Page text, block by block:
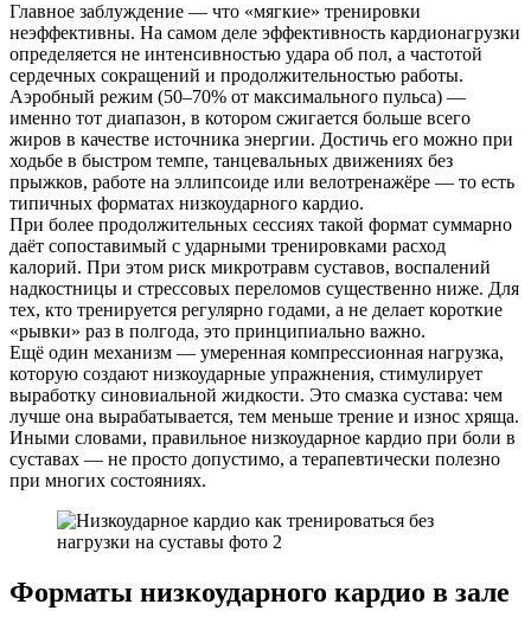
Главное заблуждение — что «мягкие» тренировки
неэффективны. На самом деле эффективность кардионагрузки
определяется не интенсивностью удара об пол, а частотой
сердечных сокращений и продолжительностью работы.
Аэробный режим (50–70% от максимального пульса) —
именно тот диапазон, в котором сжигается больше всего
жиров в качестве источника энергии. Достичь его можно при
ходьбе в быстром темпе, танцевальных движениях без
прыжков, работе на эллипсоиде или велотренажёре — то есть
типичных форматах низкоударного кардио.
При более продолжительных сессиях такой формат суммарно
даёт сопоставимый с ударными тренировками расход
калорий. При этом риск микротравм суставов, воспалений
надкостницы и стрессовых переломов существенно ниже. Для
тех, кто тренируется регулярно годами, а не делает короткие
«рывки» раз в полгода, это принципиально важно.
Ещё один механизм — умеренная компрессионная нагрузка,
которую создают низкоударные упражнения, стимулирует
выработку синовиальной жидкости. Это смазка сустава: чем
лучше она вырабатывается, тем меньше трение и износ хряща.
Иными словами, правильное низкоударное кардио при боли в
суставах — не просто допустимо, а терапевтически полезно
при многих состояниях.
Форматы низкоударного кардио в зале